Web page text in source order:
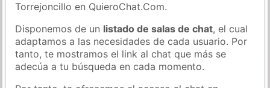
Torrejoncillo en QuieroChat.Com.
Disponemos de un listado de salas de chat, el cual
adaptamos a las necesidades de cada usuario. Por
tanto, te mostramos el link al chat que más se
adecúa a tu búsqueda en cada momento.